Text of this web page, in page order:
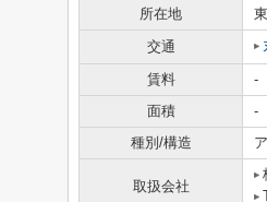
所在地
交通
賃料
-
面積
-
種別/構造
取扱会社